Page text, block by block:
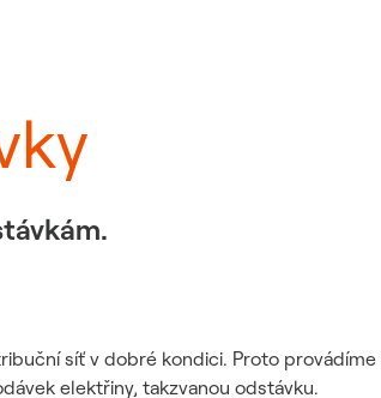
síť v dobré kondici. Proto
elektřiny, takzvanou odstávku.